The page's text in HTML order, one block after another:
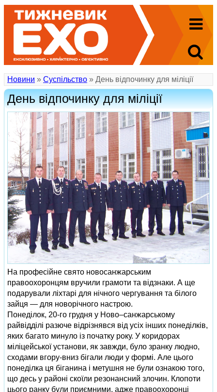
Новини » Суспільство » День відпочинку для міліції
День відпочинку для міліції
На професійне свято новосанжарським
правоохоронцям вручили грамоти та відзнаки. А ще
подарували ліхтарі для нічного чергування та білого
зайця — для новорічного настрою.
Понеділок, 20‑го грудня у Ново–санжарському
райвідділі разюче відрізнявся від усіх інших понеділків,
яких багато минуло із початку року. У коридорах
міліцейської установи, як завжди, було зранку людно,
сходами вгору-вниз бігали люди у формі. Але цього
понеділка ця біганина і метушня не були ознакою того,
що десь у районі скоїли резонансний злочин. Клопоти
цього ранку були приємними, адже правоохоронці